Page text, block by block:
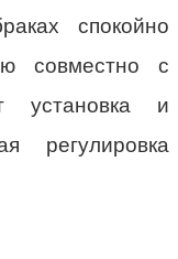
спокойно
совместно с
установка и
регулировка